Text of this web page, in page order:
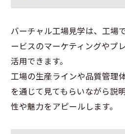
バーチャル工場見学は、工場
ービスのマーケティングやプ
活用できます。
工場の生産ラインや品質管理
を通じて見てもらいながら説
性や魅力をアピールします。